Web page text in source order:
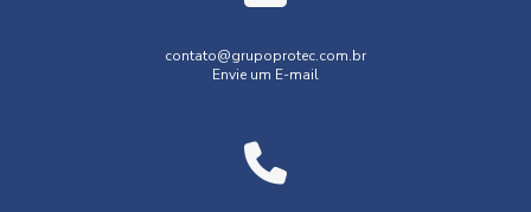
contato@grupoprotec.com.br
Envie um E-mail